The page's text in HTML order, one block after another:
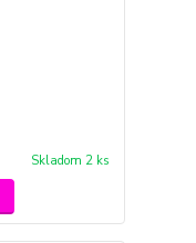
Skladom 2 ks